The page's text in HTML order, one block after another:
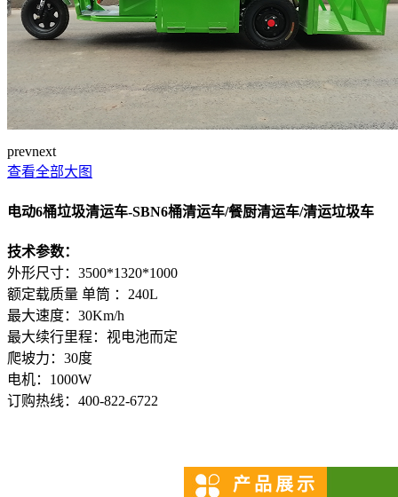
prevnext
查看全部大图
电动6桶垃圾清运车-SBN6桶清运车/餐厨清运车/清运垃圾车
技术参数：
外形尺寸：3500*1320*1000
额定载质量 单筒 ：240L
最大速度：30Km/h
最大续行里程：视电池而定
爬坡力：30度
电机：1000W
订购热线： 400-822-6722
产品展示